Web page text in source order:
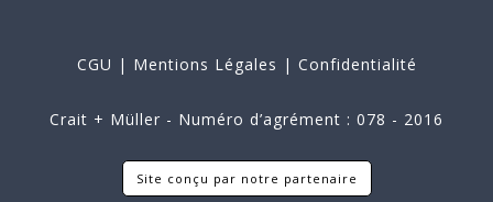
CGU | Mentions Légales | Confidentialité
Crait + Müller - Numéro d’agrément : 078 - 2016
Site conçu par notre partenaire